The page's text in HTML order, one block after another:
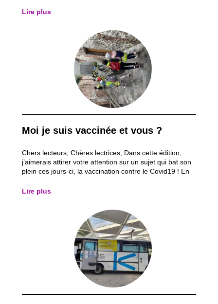
mois d’août. En effet, l’institution met en avant le fait de
Lire plus
Moi je suis vaccinée et vous ?
Chers lecteurs, Chères lectrices, Dans cette édition,
j’aimerais attirer votre attention sur un sujet qui bat son
plein ces jours-ci, la vaccination contre le Covid19 ! En
notamment Saint-Josse, démontre un taux de
Lire plus